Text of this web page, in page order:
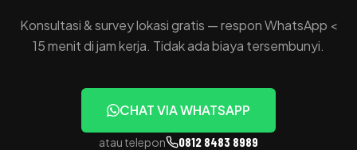
Konsultasi & survey lokasi gratis — respon WhatsApp <
15 menit di jam kerja. Tidak ada biaya tersembunyi.
CHAT VIA WHATSAPP
atau telepon 0812 8483 8989